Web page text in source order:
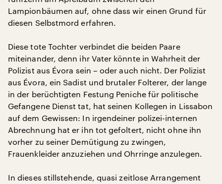
Lampionbäumen auf, ohne dass wir einen Grund für
diesen Selbstmord erfahren.
Diese tote Tochter verbindet die beiden Paare
miteinander, denn ihr Vater könnte in Wahrheit der
Polizist aus Évora sein – oder auch nicht. Der Polizist
aus Évora, ein Sadist und brutaler Folterer, der lange
in der berüchtigten Festung Peniche für politische
Gefangene Dienst tat, hat seinen Kollegen in Lissabon
auf dem Gewissen: In irgendeiner polizei-internen
Abrechnung hat er ihn tot gefoltert, nicht ohne ihn
vorher zu seiner Demütigung zu zwingen,
Frauenkleider anzuziehen und Ohrringe anzulegen.
In dieses stillstehende, quasi zeitlose Arrangement